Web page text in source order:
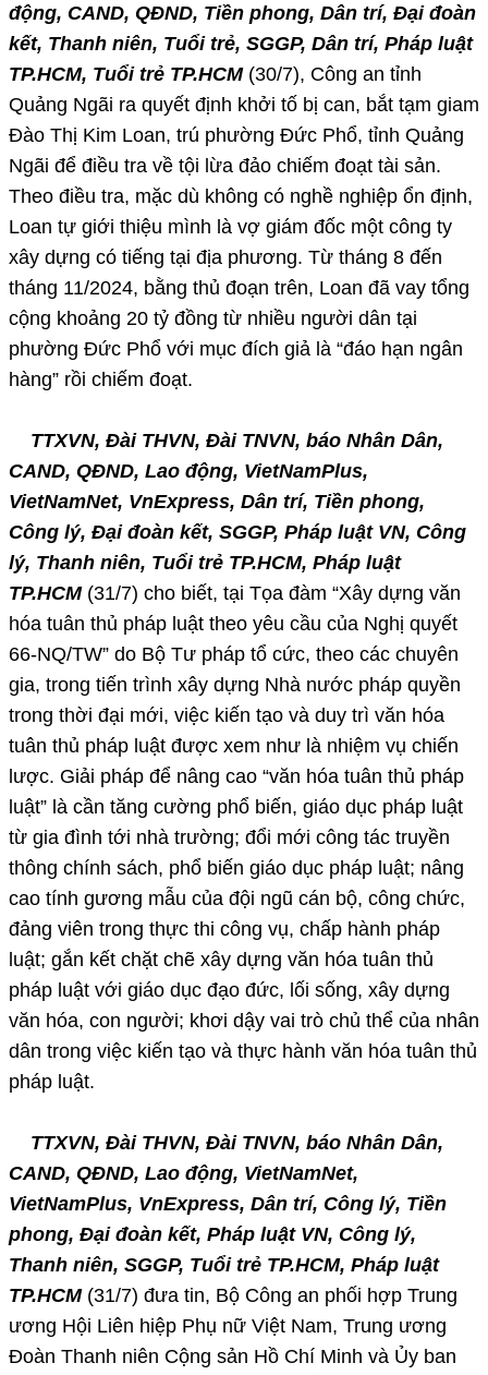
động, CAND, QĐND, Tiền phong, Dân trí, Đại đoàn
kết, Thanh niên, Tuổi trẻ, SGGP, Dân trí, Pháp luật
TP.HCM, Tuổi trẻ TP.HCM(30/7), Công an tỉnh
Quảng Ngãi ra quyết định khởi tố bị can, bắt tạm giam
Đào Thị Kim Loan, trú phường Đức Phổ, tỉnh Quảng
Ngãi để điều tra về tội lừa đảo chiếm đoạt tài sản.
Theo điều tra, mặc dù không có nghề nghiệp ổn định,
Loan tự giới thiệu mình là vợ giám đốc một công ty
xây dựng có tiếng tại địa phương. Từ tháng 8 đến
tháng 11/2024, bằng thủ đoạn trên, Loan đã vay tổng
cộng khoảng 20 tỷ đồng từ nhiều người dân tại
phường Đức Phổ với mục đích giả là “đáo hạn ngân
hàng” rồi chiếm đoạt.
TTXVN, Đài THVN, Đài TNVN, báo Nhân Dân,
CAND, QĐND, Lao động, VietNamPlus,
VietNamNet, VnExpress, Dân trí, Tiền phong,
Công lý, Đại đoàn kết, SGGP, Pháp luật VN, Công
lý, Thanh niên, Tuổi trẻ TP.HCM, Pháp luật
TP.HCM (31/7) cho biết, tại Tọa đàm “Xây dựng văn
hóa tuân thủ pháp luật theo yêu cầu của Nghị quyết
66-NQ/TW” do Bộ Tư pháp tổ cức, theo các chuyên
gia, trong tiến trình xây dựng Nhà nước pháp quyền
trong thời đại mới, việc kiến tạo và duy trì văn hóa
tuân thủ pháp luật được xem như là nhiệm vụ chiến
lược. Giải pháp để nâng cao “văn hóa tuân thủ pháp
luật” là cần tăng cường phổ biến, giáo dục pháp luật
từ gia đình tới nhà trường; đổi mới công tác truyền
thông chính sách, phổ biến giáo dục pháp luật; nâng
cao tính gương mẫu của đội ngũ cán bộ, công chức,
đảng viên trong thực thi công vụ, chấp hành pháp
luật; gắn kết chặt chẽ xây dựng văn hóa tuân thủ
pháp luật với giáo dục đạo đức, lối sống, xây dựng
văn hóa, con người; khơi dậy vai trò chủ thể của nhân
dân trong việc kiến tạo và thực hành văn hóa tuân thủ
pháp luật.
TTXVN, Đài THVN, Đài TNVN, báo Nhân Dân,
CAND, QĐND, Lao động, VietNamNet,
VietNamPlus, VnExpress, Dân trí, Công lý, Tiền
phong, Đại đoàn kết, Pháp luật VN, Công lý,
Thanh niên, SGGP, Tuổi trẻ TP.HCM, Pháp luật
TP.HCM(31/7) đưa tin, Bộ Công an phối hợp Trung
ương Hội Liên hiệp Phụ nữ Việt Nam, Trung ương
Đoàn Thanh niên Cộng sản Hồ Chí Minh và Ủy ban